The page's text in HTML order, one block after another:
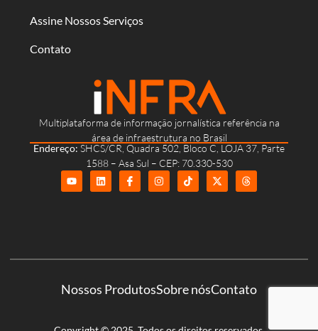
Multiplataforma de informação jornalística referência na
área de infraestrutura no Brasil
Endereço: SHCS/CR, Quadra 502, Bloco C, LOJA 37, Parte
1588 – Asa Sul – CEP: 70.330-530
Assine Nossos Serviços
Contato
Nossos ProdutosSobre nósContato